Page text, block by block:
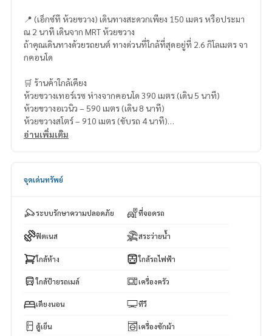
📍 (เอ็กซ์ที ห้วยขวาง) เดินทางสะดวกเพียง 150 เมตร หรือประมา
ณ 2 นาที เดินจาก MRT ห้วยขวาง
ถ้าคุณเดินทางด้วยรถยนต์ ทางด่วนที่ใกล้ที่สุดอยู่ที่ 2.6 กิโลเมตร จา
กคอนโด
🛒 ร้านค้าใกล้เคียง
ห้วยขวางเทอร์เรซ ห่างจากคอนโด 390 เมตร (เดิน 5 นาที)
ห้วยขวางอเวนิว – 590 เมตร (เดิน 8 นาที)
ห้วยขวางสโตร์ – 910 เมตร (ขับรถ 4 นาที)
ท็อปส์ซุปเปอร์มาร์เก็ต (โรบินสันรัชดา) – 1.2 กิโลเมตร (ขับรถ 4 น
อ่านเพิ่มเติม
จุดเด่นทรัพย์
ระบบรักษาความปลอดภัย ที่จอดรถ
ฟิตเนส สระว่ายน้ำ
ใกล้ห้าง ใกล้รถไฟฟ้า
ใกล้ป้ายรถเมล์ เครื่องครัว
เตียงนอน ทีวี
ตู้เย็น เครื่องซักผ้า